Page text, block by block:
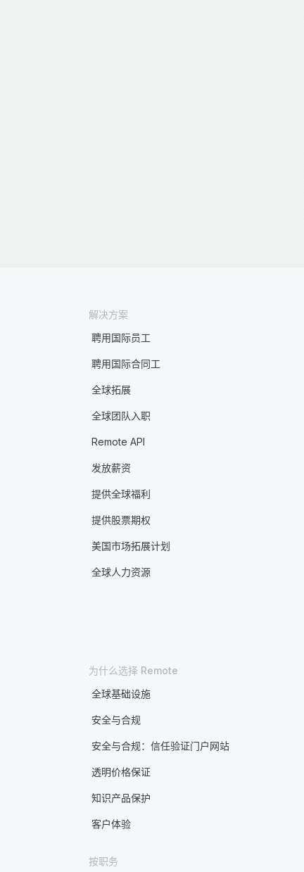
解决方案
聘用国际员工
聘用国际合同工
全球拓展
全球团队入职
Remote API
发放薪资
提供全球福利
提供股票期权
美国市场拓展计划
全球人力资源
为什么选择 Remote
全球基础设施
安全与合规
安全与合规：信任验证门户网站
透明价格保证
知识产品保护
客户体验
按职务